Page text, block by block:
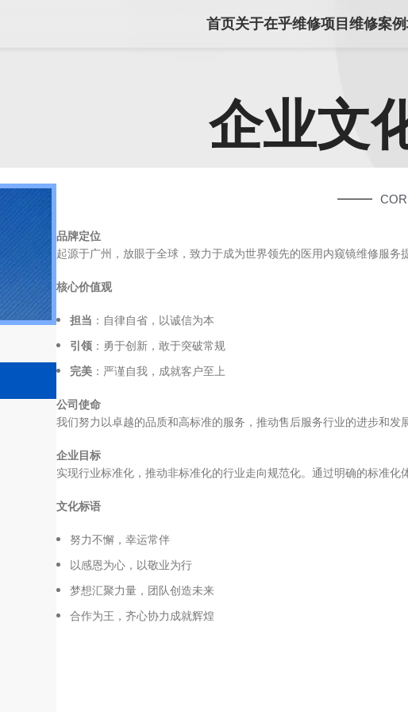
首页关于在乎维修项目 维修案例
企业文
品牌定位
起源于广州，放眼于全球，致力于成为世界领先的医用内窥镜维修服务
核心价值观
担当 ：自律自省，以诚信为本
引领：勇于创新，敢于突破常规
完美：严谨自我，成就客户至上
公司使命
我们努力以卓越的品质和高标准的服务，推动售后服务行业的进步和发
企业目标
实现行业标准化，推动非标准化的行业走向规范化。通过明确的标准
文化标语
努力不懈，幸运常伴
以感恩为心，以敬业为行
梦想汇聚力量，团队创造未来
合作为王，齐心协力成就辉煌